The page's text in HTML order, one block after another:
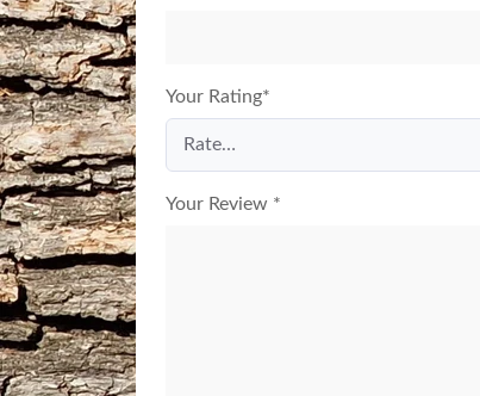
Your Rating*
Your Review *